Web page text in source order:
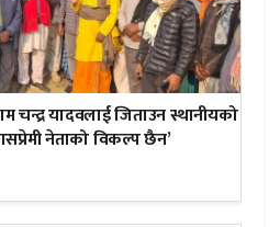
चन्द्र यादवलाई जिताउन स्थानीयको
नेताको विकल्प छैन’